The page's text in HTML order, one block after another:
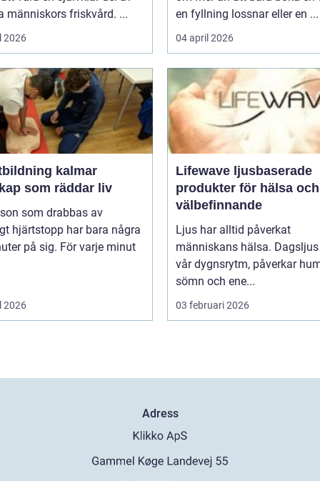
människors friskvård. ...
2026
en fyllning lossnar eller en ...
04 april 2026
kalmar
som räddar liv
som drabbas av
hjärtstopp har bara några
på sig. För varje minut
2026
Lifewave ljusbaserade
produkter för hälsa och
välbefinnande
Ljus har alltid påverkat
människans hälsa.
vår dygnsrytm, påverkar
sömn och ene...
03 februari 2026
Adress